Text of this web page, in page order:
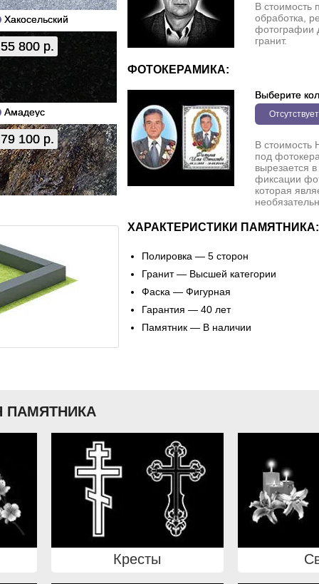
Хакосельский
55 800 р.
Амадеус
79 100 р.
В стоимость
обработка,
фотографии
гранит.
ФОТОКЕРАМИКА:
Выберите
Отсутствует
В стоимость
под
вырезается
фиксации
которая
ХАРАКТЕРИСТИКИ ПАМЯТНИКА:
Полировка — 5 сторон
Гранит — Высшей категории
Фаска — Фигурная
Гарантия — 40 лет
Памятник — В наличии
ПАМЯТНИКА
Кресты